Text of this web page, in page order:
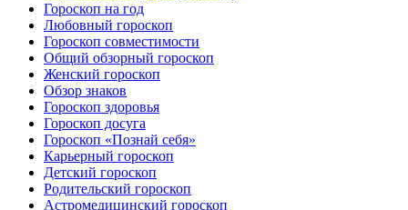
Гороскоп на год
Любовный гороскоп
Гороскоп совместимости
Общий обзорный гороскоп
Женский гороскоп
Обзор знаков
Гороскоп здоровья
Гороскоп досуга
Гороскоп «Познай себя»
Карьерный гороскоп
Детский гороскоп
Родительский гороскоп
Астромедицинский гороскоп